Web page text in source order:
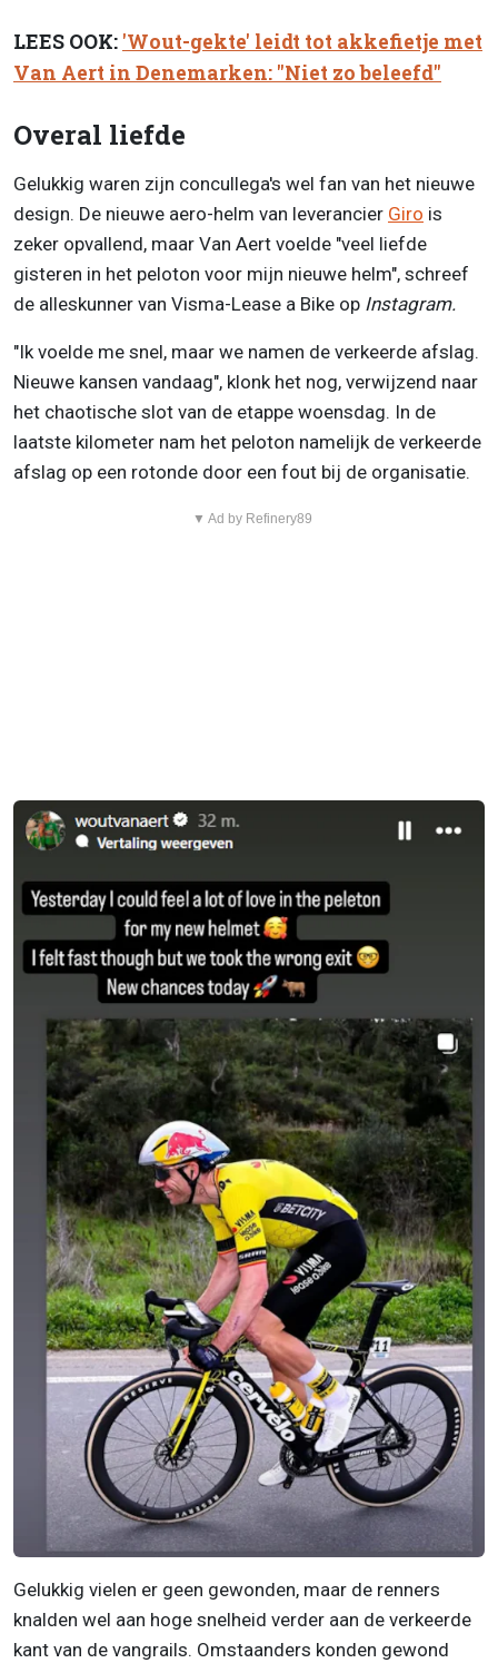
LEES OOK: 'Wout-gekte' leidt tot akkefietje met
Van Aert in Denemarken: "Niet zo beleefd"
Overal liefde
Gelukkig waren zijn concullega's wel fan van het nieuwe
design. De nieuwe aero-helm van leverancier Giro is
zeker opvallend, maar Van Aert voelde "veel liefde
gisteren in het peloton voor mijn nieuwe helm", schreef
de alleskunner van Visma-Lease a Bike op Instagram.
"Ik voelde me snel, maar we namen de verkeerde afslag.
Nieuwe kansen vandaag", klonk het nog, verwijzend naar
het chaotische slot van de etappe woensdag. In de
laatste kilometer nam het peloton namelijk de verkeerde
afslag op een rotonde door een fout bij de organisatie.
▼ Ad by Refinery89
Gelukkig vielen er geen gewonden, maar de renners
knalden wel aan hoge snelheid verder aan de verkeerde
kant van de vangrails. Omstaanders konden gewond